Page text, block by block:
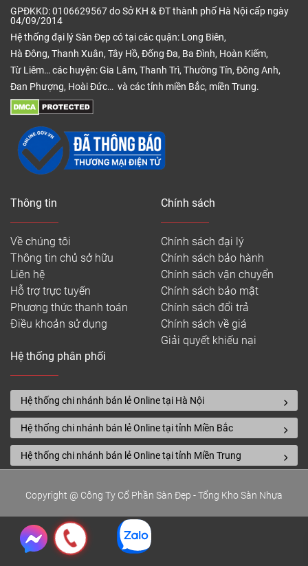
GPĐKKD: 0106629567 do Sở KH & ĐT thành phố Hà Nội cấp ngày
04/09/2014
Hệ thống đại lý Sàn Đẹp có tại các quận: Long Biên,
Hà Đông, Thanh Xuân, Tây Hồ, Đống Đa, Ba Đình, Hoàn Kiếm,
Từ Liêm… các huyện: Gia Lâm, Thanh Trì, Thường Tín, Đông Anh,
Đan Phượng, Hoài Đức… và các tỉnh miền Bắc, miền Trung.
Thông tin
Về chúng tôi
Thông tin chủ sở hữu
Liên hệ
Hỗ trợ trực tuyến
Phương thức thanh toán
Điều khoản sử dụng
Chính sách
Chính sách đại lý
Chính sách bảo hành
Chính sách vận chuyển
Chính sách bảo mật
Chính sách đổi trả
Chính sách về giá
Giải quyết khiếu nại
Hệ thống phân phối
Hệ thống chi nhánh bán lẻ Online tại Hà Nội
Hệ thống chi nhánh bán lẻ Online tại tỉnh Miền Bắc
Hệ thống chi nhánh bán lẻ Online tại tỉnh Miền Trung
Copyright @ Công Ty Cổ Phần Sàn Đẹp - Tổng Kho Sàn Nhựa